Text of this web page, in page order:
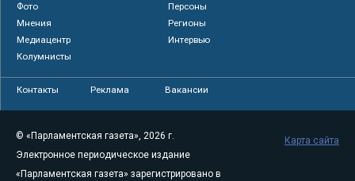
Фото
Персоны
Мнения
Регионы
Медиацентр
Интервью
Колумнисты
Контакты Реклама Вакансии
© «Парламентская газета», 2026 г.
Электронное периодическое издание
«Парламентская газета» зарегистрировано в
Карта сайта